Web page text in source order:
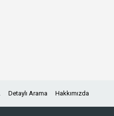
Detaylı Arama Hakkımızda